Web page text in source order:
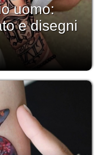
uomo:
e disegni